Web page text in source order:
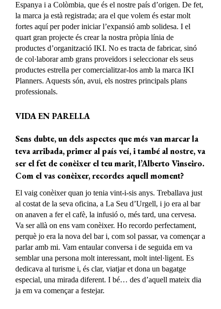
Espanya i a Colòmbia, que és el nostre país d’origen. De fet,
la marca ja està registrada; ara el que volem és estar molt
fortes aquí per poder iniciar l’expansió amb solidesa. I el
quart gran projecte és crear la nostra pròpia línia de
productes d’organització IKI. No es tracta de fabricar, sinó
de col·laborar amb grans proveïdors i seleccionar els seus
productes estrella per comercialitzar-los amb la marca IKI
Planners. Aquests són, avui, els nostres principals plans
professionals.
VIDA EN PARELLA
Sens dubte, un dels aspectes que més van marcar la
teva arribada, primer al país veí, i també al nostre, va
ser el fet de conèixer el teu marit,l’AlbertoVinseiro.
Com el vas conèixer, recordes aquell moment?
El vaig conèixer quan jo tenia vint-i-sis anys. Treballava just
al costat de la seva oficina, a La Seu d’Urgell, i jo era al bar
on anaven a fer el cafè, la infusió o, més tard, una cervesa.
Va ser allà on ens vam conèixer. Ho recordo perfectament,
perquè jo era la nova del bar i, com sol passar, va començar a
parlar amb mi. Vam entaular conversa i de seguida em va
semblar una persona molt interessant, molt intel·ligent. Es
dedicava al turisme i, és clar, viatjar et dona un bagatge
especial, una mirada diferent. I bé… des d’aquell mateix dia
ja em va començar a festejar.